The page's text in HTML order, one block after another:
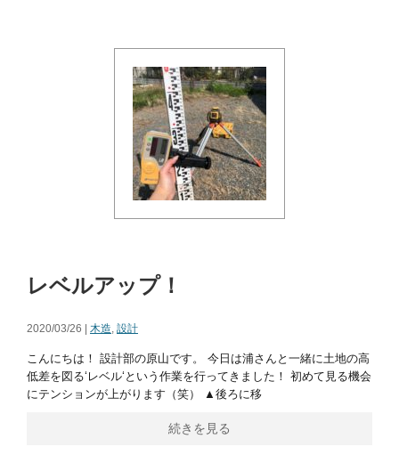
レベルアップ！
2020/03/26 | 木造, 設計
こんにちは！ 設計部の原山です。 今日は浦さんと一緒に土地の高
低差を図る‘レベル‘という作業を行ってきました！ 初めて見る機会
にテンションが上がります（笑） ▲後ろに移
続きを見る